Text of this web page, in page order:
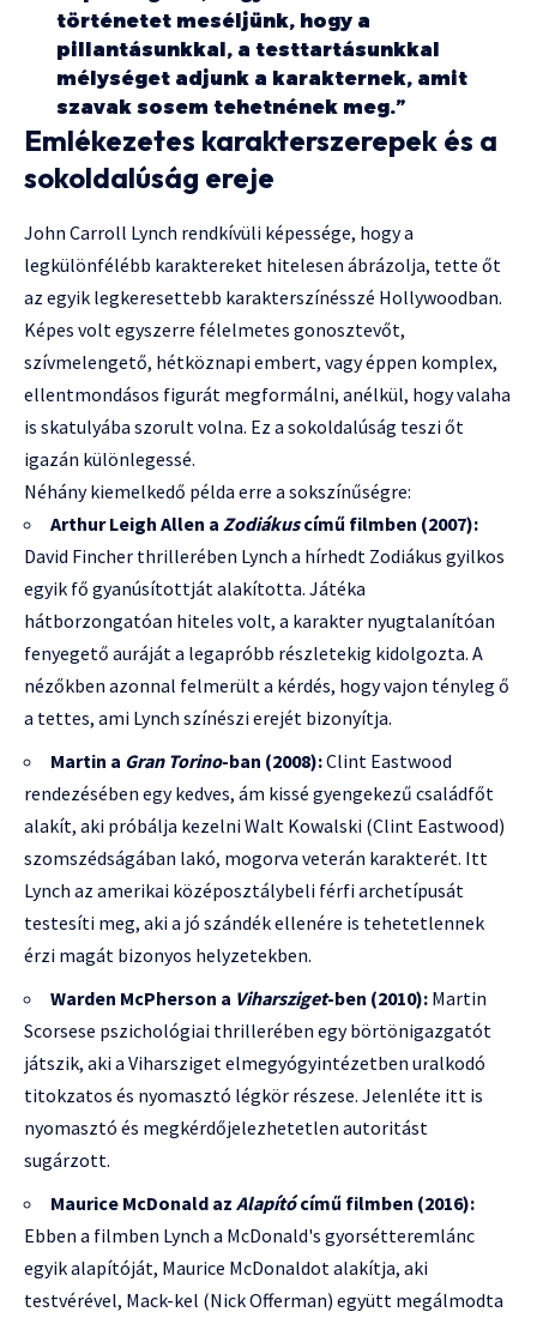
történetet meséljünk, hogy a
pillantásunkkal, a testtartásunkkal
mélységet adjunk a karakternek, amit
szavak sosem tehetnének meg.”
Emlékezetes karakterszerepek és a
sokoldalúság ereje
John Carroll Lynch rendkívüli képessége, hogy a
legkülönfélébb karaktereket hitelesen ábrázolja, tette őt
az egyik legkeresettebb karakterszínésszé Hollywoodban.
Képes volt egyszerre félelmetes gonosztevőt,
szívmelengető, hétköznapi embert, vagy éppen komplex,
ellentmondásos figurát megformálni, anélkül, hogy valaha
is skatulyába szorult volna. Ez a sokoldalúság teszi őt
igazán különlegessé.
Néhány kiemelkedő példa erre a sokszínűségre:
Arthur Leigh Allen a Zodiákuscímű filmben (2007):
David Fincher thrillerében Lynch a hírhedt Zodiákus gyilkos
egyik fő gyanúsítottját alakította. Játéka
hátborzongatóan hiteles volt, a karakter nyugtalanítóan
fenyegető auráját a legapróbb részletekig kidolgozta. A
nézőkben azonnal felmerült a kérdés, hogy vajon tényleg ő
a tettes, ami Lynch színészi erejét bizonyítja.
Martin a Gran Torino-ban (2008):Clint Eastwood
rendezésében egy kedves, ám kissé gyengekezű családfőt
alakít, aki próbálja kezelni Walt Kowalski (Clint Eastwood)
szomszédságában lakó, mogorva veterán karakterét. Itt
Lynch az amerikai középosztálybeli férfi archetípusát
testesíti meg, aki a jó szándék ellenére is tehetetlennek
érzi magát bizonyos helyzetekben.
Warden McPherson a Viharsziget-ben (2010): Martin
Scorsese pszichológiai thrillerében egy börtönigazgatót
játszik, aki a Viharsziget elmegyógyintézetben uralkodó
titokzatos és nyomasztó légkör részese. Jelenléte itt is
nyomasztó és megkérdőjelezhetetlen autoritást
sugárzott.
Maurice McDonald az Alapítócímű filmben (2016):
Ebben a filmben Lynch a McDonald's gyorsétteremlánc
egyik alapítóját, Maurice McDonaldot alakítja, aki
testvérével, Mack-kel (Nick Offerman) együtt megálmodta